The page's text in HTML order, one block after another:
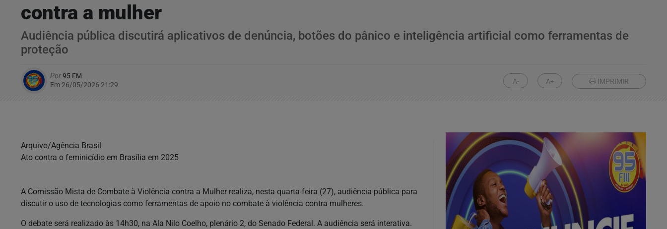
contra a mulher
Audiência pública discutirá aplicativos de denúncia, botões do pânico e inteligência artificial como ferramentas de
proteção
Por95 FM
Em 26/05/2026 21:29
A- A+ IMPRIMIR
Arquivo/Agência Brasil
Ato contra o feminicídio em Brasília em 2025
A Comissão Mista de Combate à Violência contra a Mulher realiza, nesta quarta-feira (27), audiência pública para
discutir o uso de tecnologias como ferramentas de apoio no combate à violência contra mulheres.
O debate será realizado às 14h30, na Ala Nilo Coelho, plenário 2, do Senado Federal. A audiência será interativa.